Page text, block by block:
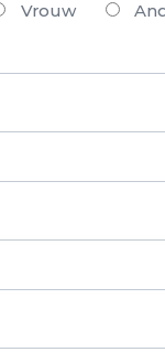
Vrouw